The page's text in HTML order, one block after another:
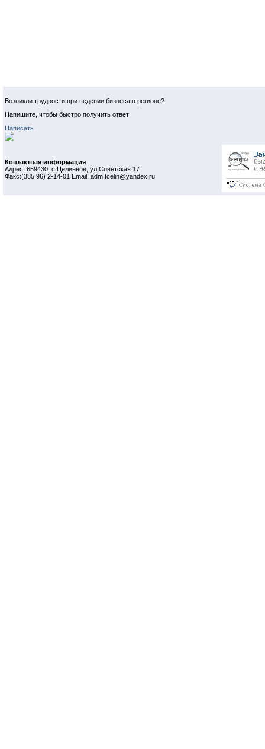
Возникли трудности при ведении бизнеса в регионе?
Напишите, чтобы быстро получить ответ
Написать
Контактная информация
Адрес: 659430, с.Целинное, ул.Советская 17
Факс:(385 96) 2-14-01 Email: adm.tcelin@yandex.ru